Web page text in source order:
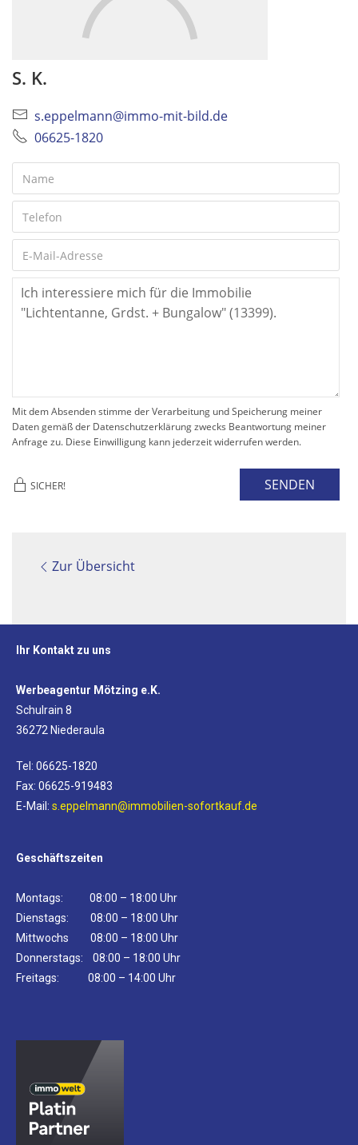
S. K.
s.eppelmann@immo-mit-bild.de
06625-1820
Mit dem Absenden stimme der Verarbeitung und Speicherung meiner
Daten gemäß der Datenschutzerklärung zwecks Beantwortung meiner
Anfrage zu. Diese Einwilligung kann jederzeit widerrufen werden.
SICHER! SENDEN
Zur Übersicht
Ihr Kontakt zu uns
Werbeagentur Mötzing e.K.
Schulrain 8
36272 Niederaula
Tel: 06625-1820
Fax: 06625-919483
E-Mail: s.eppelmann@immobilien-sofortkauf.de
Geschäftszeiten
Montags: 08:00 – 18:00 Uhr
Dienstags: 08:00 – 18:00 Uhr
Mittwochs 08:00 – 18:00 Uhr
Donnerstags: 08:00 – 18:00 Uhr
Freitags: 08:00 – 14:00 Uhr